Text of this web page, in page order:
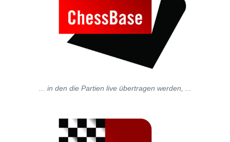
... in den die Partien live übertragen werden, ...